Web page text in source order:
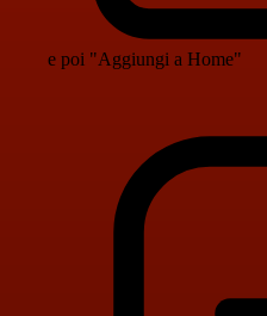
e poi "Aggiungi a Home"